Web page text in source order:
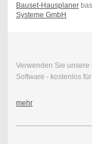
Bauset-Hausplaner
Systeme GmbH
Verwenden Sie
Software - kostenlos
mehr